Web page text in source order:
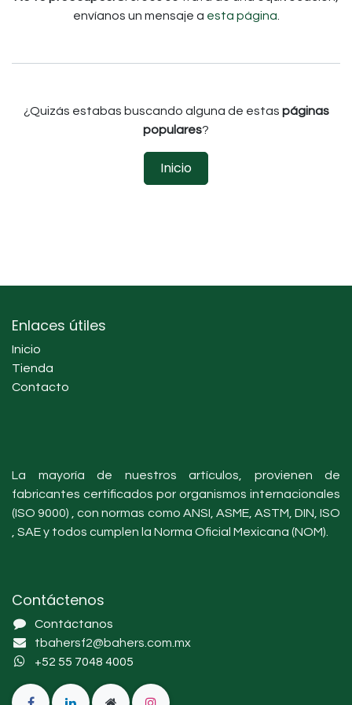
envíanos un mensaje a esta página
¿Quizás estabas buscando alguna de estas páginas
populares?
Inicio
Enlaces útiles
Inicio
Tienda
Contacto
La mayoría de nuestros artículos, provienen de
fabricantes certificados por organismos internacionales
(ISO 9000) , con normas como ANSI, ASME, ASTM, DIN, ISO
, SAE y todos cumplen la Norma Oficial Mexicana (NOM).
Contáctenos
Contáctanos
tbahersf2@bahers.com.mx
+52 55 7048 4005